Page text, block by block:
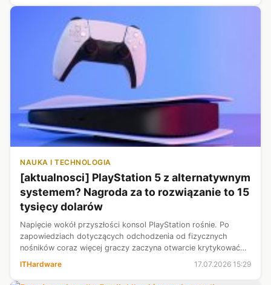
NAUKA I TECHNOLOGIA
[aktualnosci] PlayStation 5 z alternatywnym
systemem? Nagroda za to rozwiązanie to 15
tysięcy dolarów
Napięcie wokół przyszłości konsol PlayStation rośnie. Po
zapowiedziach dotyczących odchodzenia od fizycznych
nośników coraz więcej graczy zaczyna otwarcie krytykować
youtuber i działacz na ...
ITHardware 17.07.2026 15:29